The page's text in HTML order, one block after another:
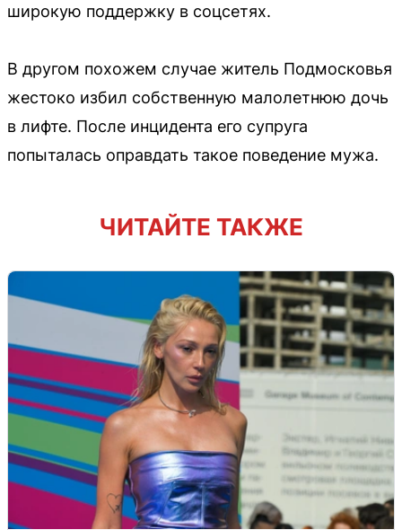
широкую поддержку в соцсетях.
В другом похожем случае житель Подмосковья
жестоко избил собственную малолетнюю дочь
в лифте. После инцидента его супруга
попыталась оправдать такое поведение мужа.
ЧИТАЙТЕ ТАКЖЕ